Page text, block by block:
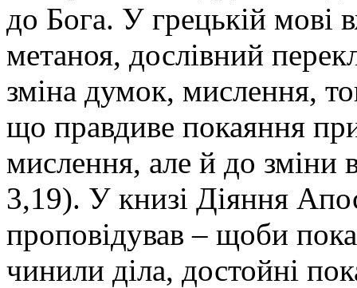
до Бога. У грецькій мові
метаноя, дослівний
зміна думок, мислення,
що правдиве покаяння
мислення, але й до зміни
3,19). У книзі Діяння
проповідував – щоби
чинили діла, достойні